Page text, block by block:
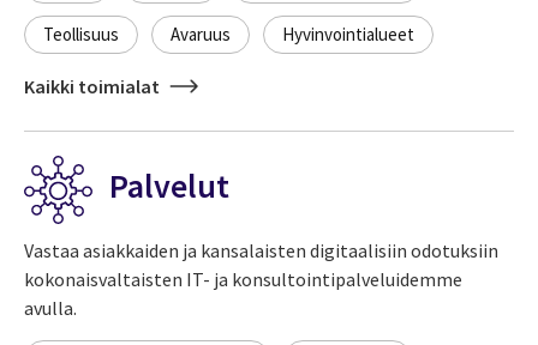
Teollisuus Avaruus Hyvinvointialueet
Kaikki toimialat
Palvelut
Vastaa asiakkaiden ja kansalaisten digitaalisiin odotuksiin
kokonaisvaltaisten IT- ja konsultointipalveluidemme
avulla.